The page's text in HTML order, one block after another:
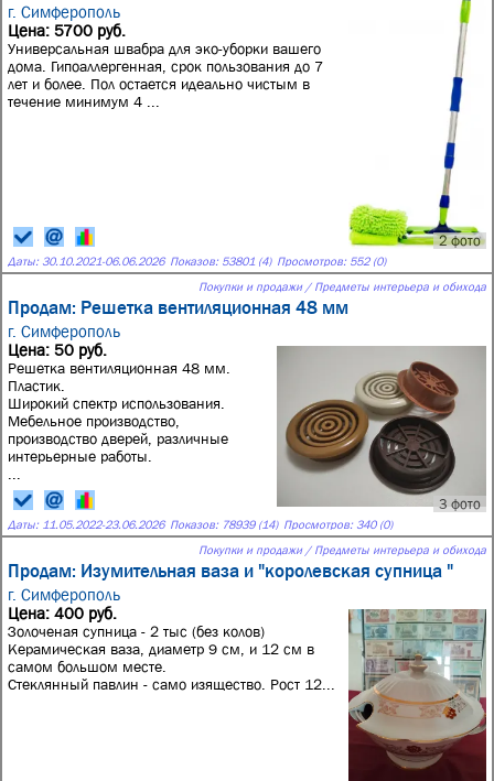
г. Симферополь
2 фото
Цена: 5700 руб.
Универсальная швабра для эко-уборки вашего
дома. Гипоаллергенная, срок пользования до 7
лет и более. Пол остается идеально чистым в
течение минимум 4 ...
Даты: 30.10.2021-06.06.2026 Показов: 53801 (4) Просмотров: 552 (0)
Покупки и продажи / Предметы интерьера и обихода
Продам: Решетка вентиляционная 48 мм
г. Симферополь
3 фото
Цена: 50 руб.
Решетка вентиляционная 48 мм.
Пластик.
Широкий спектр использования.
Мебельное производство,
производство дверей, различные
интерьерные работы.
Даты: 11.05.2022-23.06.2026 Показов: 78939 (14) Просмотров: 340 (0)
Покупки и продажи / Предметы интерьера и обихода
Продам: Изумительная ваза и "королевская супница "
г. Симферополь
Цена: 400 руб.
Золоченая супница - 2 тыс (без колов)
Керамическая ваза, диаметр 9 см, и 12 см в
самом большом месте.
Стеклянный павлин - само изящество. Рост 12...